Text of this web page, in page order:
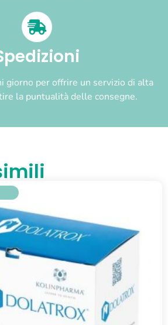
giorno per offrire un servizio di alta
la puntualità delle consegne.